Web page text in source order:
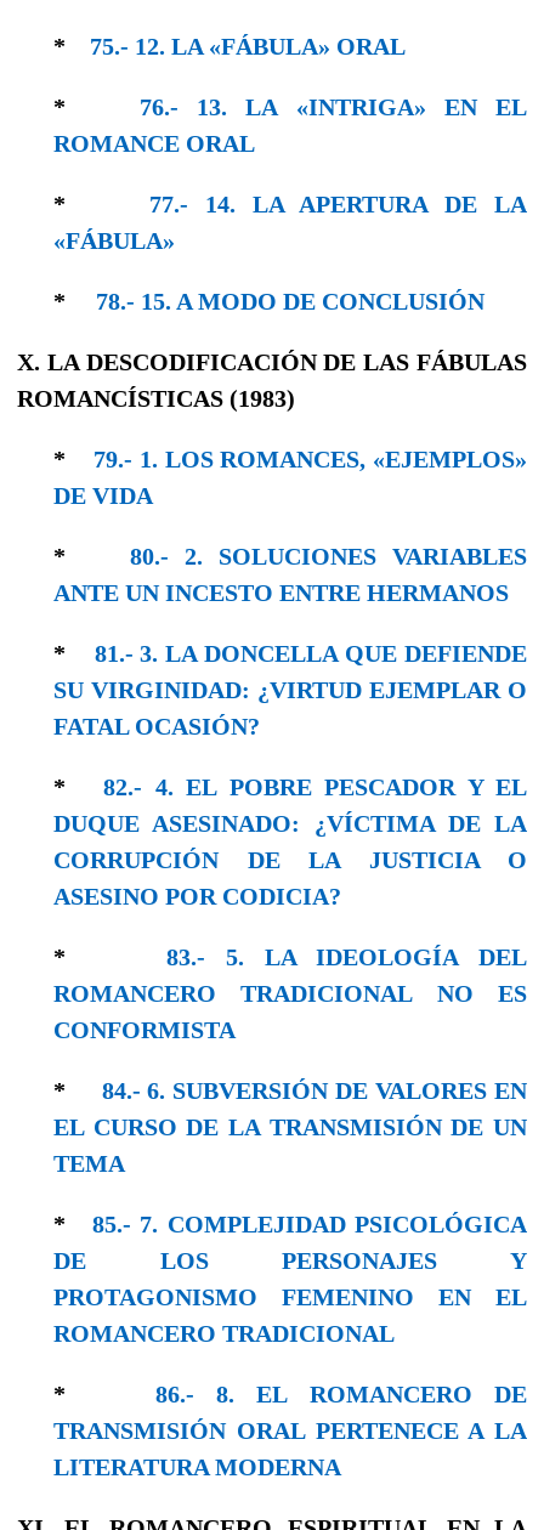
* 75.- 12. LA «FÁBULA» ORAL
* 76.- 13. LA «INTRIGA» EN EL
ROMANCE ORAL
* 77.- 14. LA APERTURA DE LA
«FÁBULA»
* 78.- 15. A MODO DE CONCLUSIÓN
X. LA DESCODIFICACIÓN DE LAS FÁBULAS
ROMANCÍSTICAS (1983)
* 79.- 1. LOS ROMANCES, «EJEMPLOS»
DE VIDA
* 80.- 2. SOLUCIONES VARIABLES
ANTE UN INCESTO ENTRE HERMANOS
* 81.- 3. LA DONCELLA QUE DEFIENDE
SU VIRGINIDAD: ¿VIRTUD EJEMPLAR O
FATAL OCASIÓN?
*82.- 4. EL POBRE PESCADOR Y EL
DUQUE ASESINADO: ¿VÍCTIMA DE LA
CORRUPCIÓN DE LA JUSTICIA O
ASESINO POR CODICIA?
*83.- 5. LA IDEOLOGÍA DEL
ROMANCERO TRADICIONAL NO ES
CONFORMISTA
* 84.- 6. SUBVERSIÓN DE VALORES EN
EL CURSO DE LA TRANSMISIÓN DE UN
TEMA
* 85.- 7. COMPLEJIDAD PSICOLÓGICA
DE LOS PERSONAJES Y
PROTAGONISMO FEMENINO EN EL
ROMANCERO TRADICIONAL
* 86.- 8. EL ROMANCERO DE
TRANSMISIÓN ORAL PERTENECE A LA
LITERATURA MODERNA